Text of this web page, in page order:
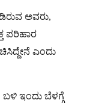
ಅವರು,
ಪರಿಹಾರ
ಎಂದು
ಇಂದು ಬೆಳಗ್ಗೆ